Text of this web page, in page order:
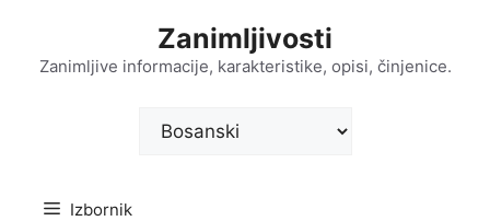
sadržaj
Zanimljivosti
Zanimljive informacije, karakteristike, opisi, činjenice.
Odaberite
Izbornik